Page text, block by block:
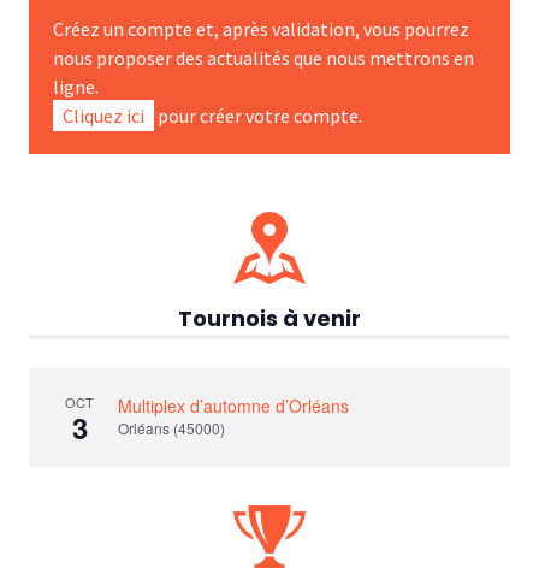
Créez un compte et, après validation, vous pourrez
nous proposer des actualités que nous mettrons en
ligne.
Cliquez ici
pour créer votre compte.
Tournois à venir
OCT
3
Multiplex d’automne d’Orléans
Orléans (45000)